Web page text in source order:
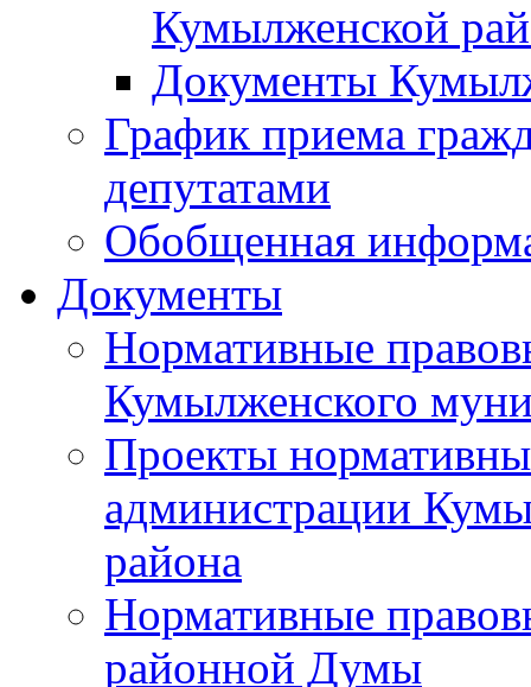
Кумылженской
Документы
График приема
депутатами
Обобщенная
Документы
Нормативные
Кумылженского
Проекты
администрации
района
Нормативные
районной Думы